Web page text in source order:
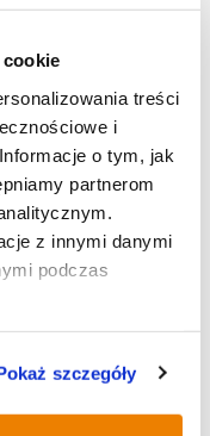
treści
i
o tym, jak
partnerom
z innymi danymi
podczas
szczegóły